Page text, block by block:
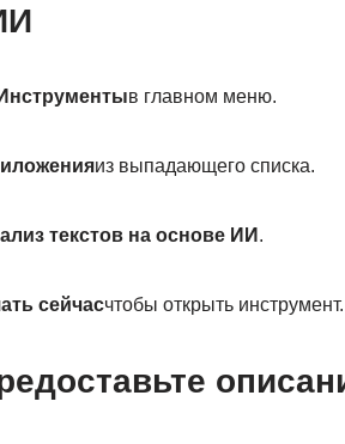
Инструментыв главном меню.
из выпадающего списка.
текстов на основе ИИ .
сейчасчтобы открыть инструмент.